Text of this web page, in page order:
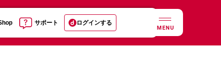
サポート ログインする
MENU